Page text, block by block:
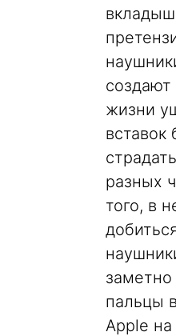
жизни
вставок
разных
того, в
заметно
пальцы
Apple